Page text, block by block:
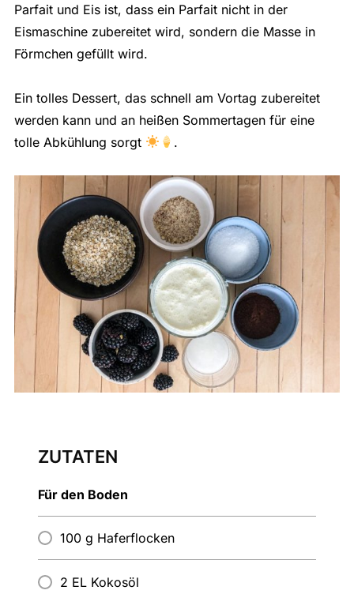
Parfait und Eis ist, dass ein Parfait nicht in der
Eismaschine zubereitet wird, sondern die Masse in
Förmchen gefüllt wird.
Ein tolles Dessert, das schnell am Vortag zubereitet
werden kann und an heißen Sommertagen für eine
tolle Abkühlung sorgt
.
ZUTATEN
Für den Boden
100 g Haferflocken
2 EL Kokosöl